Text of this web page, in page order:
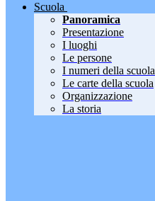
Scuola
Panoramica
Presentazione
I luoghi
Le persone
I numeri della scuola
Le carte della scuola
Organizzazione
La storia